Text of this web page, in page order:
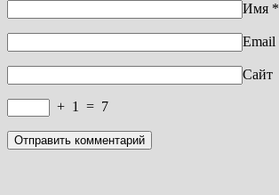
Имя *
Email
Сайт
+ 1 = 7